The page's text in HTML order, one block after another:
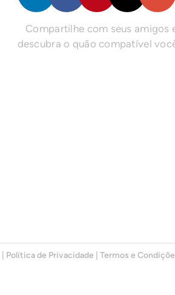
Compartilhe com seus amigos
descubra o quão compatível
Política de Privacidade Termos e